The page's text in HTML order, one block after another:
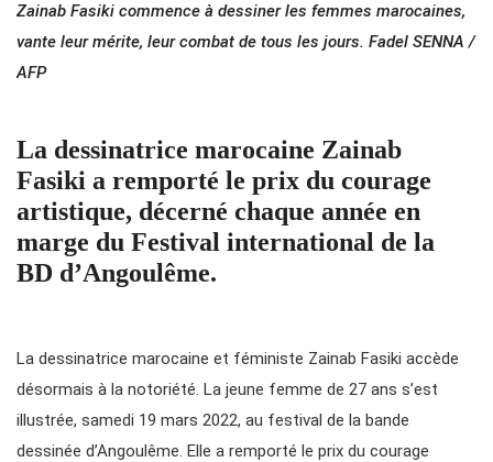
Zainab Fasiki commence à dessiner les femmes marocaines,
vante leur mérite, leur combat de tous les jours. Fadel SENNA /
AFP
La dessinatrice marocaine Zainab
Fasiki a remporté le prix du courage
artistique, décerné chaque année en
marge du Festival international de la
BD d’Angoulême.
La dessinatrice marocaine et féministe Zainab Fasiki accède
désormais à la notoriété. La jeune femme de 27 ans s’est
illustrée, samedi 19 mars 2022, au festival de la bande
dessinée d’Angoulême. Elle a remporté le prix du courage